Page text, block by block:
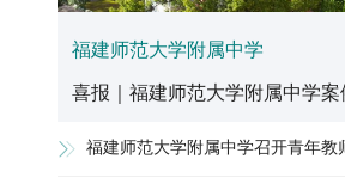
福建师范大学附属中学
福建师范大学附属中学召开青年教